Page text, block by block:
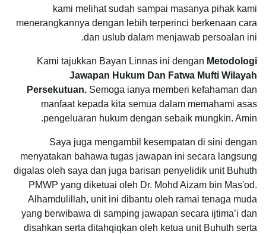
kami melihat sudah sampai masanya pihak kami
menerangkannya dengan lebih terperinci berkenaan cara
dan uslub dalam menjawab persoalan ini.
Kami tajukkan Bayan Linnas ini dengan Metodologi
Jawapan Hukum Dan Fatwa Mufti Wilayah
Persekutuan. Semoga ianya memberi kefahaman dan
manfaat kepada kita semua dalam memahami asas
pengeluaran hukum dengan sebaik mungkin. Amin.
Saya juga mengambil kesempatan di sini dengan
menyatakan bahawa tugas jawapan ini secara langsung
digalas oleh saya dan juga barisan penyelidik unit Buhuth
PMWP yang diketuai oleh Dr. Mohd Aizam bin Mas'od.
Alhamdulillah, unit ini dibantu oleh ramai tenaga muda
yang berwibawa di samping jawapan secara ijtima’i dan
disahkan serta ditahqiqkan oleh ketua unit Buhuth serta